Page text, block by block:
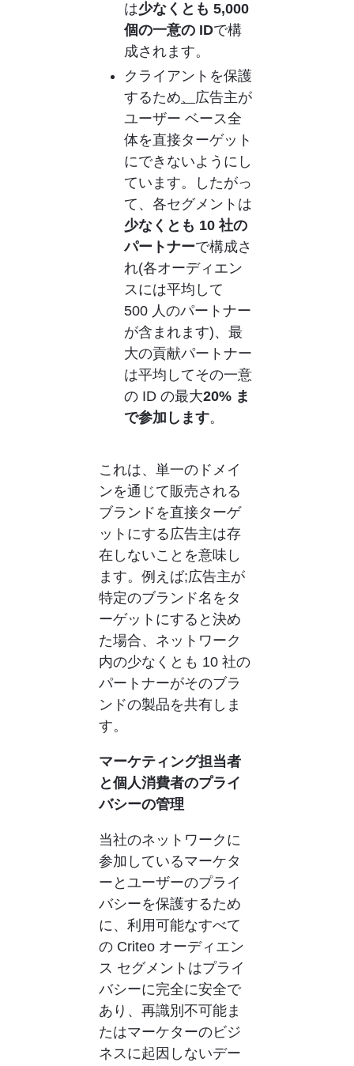
は少なくとも 5,000
個の一意の IDで構
成されます。
クライアントを保護
するため、 広告主が
ユーザー ベース全
体を直接ターゲット
にできないようにし
ています。
したがっ
て、各セグメントは
少なくとも 10 社の
パートナーで構成さ
れ(各オーディエン
スには平均して
500 人のパートナー
が含まれます)、最
大の貢献パートナー
は平均してその一意
の ID の最大20% ま
で参加します。
これは、単一のドメイ
ンを通じて販売される
ブランドを直接ターゲ
ットにする広告主は存
在しないことを意味し
ます。例えば;広告主が
特定のブランド名をタ
ーゲットにすると決め
た場合、ネットワーク
内の少なくとも 10 社の
パートナーがそのブラ
ンドの製品を共有しま
す。
マーケティング担当者
と個人消費者のプライ
バシーの管理
当社のネットワークに
参加しているマーケタ
ーとユーザーのプライ
バシーを保護するため
に、利用可能なすべて
の Criteo オーディエン
ス セグメントはプライ
バシーに完全に安全で
あり、再識別不可能ま
たはマーケターのビジ
ネスに起因しないデー